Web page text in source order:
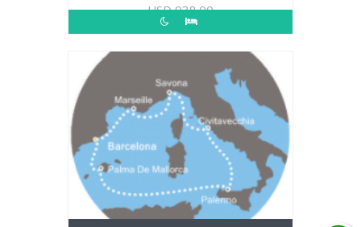
USD938.00